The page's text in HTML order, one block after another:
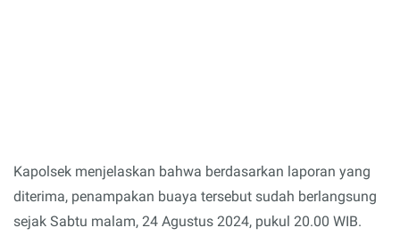
Kapolsek menjelaskan bahwa berdasarkan laporan yang
diterima, penampakan buaya tersebut sudah berlangsung
sejak Sabtu malam, 24 Agustus 2024, pukul 20.00 WIB.